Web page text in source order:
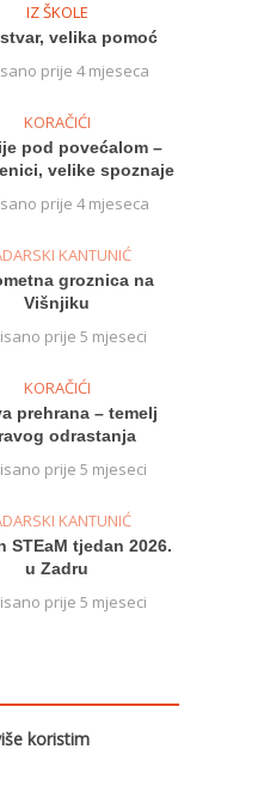
IZ ŠKOLE
velika pomoć
prije 4 mjeseca
KORAČIĆI
pod povećalom –
velike spoznaje
prije 4 mjeseca
KANTUNIĆ
groznica na
Višnjiku
prije 5 mjeseci
KORAČIĆI
prehrana – temelj
odrastanja
prije 5 mjeseci
KANTUNIĆ
STEaM tjedan 2026.
u Zadru
prije 5 mjeseci
koristim